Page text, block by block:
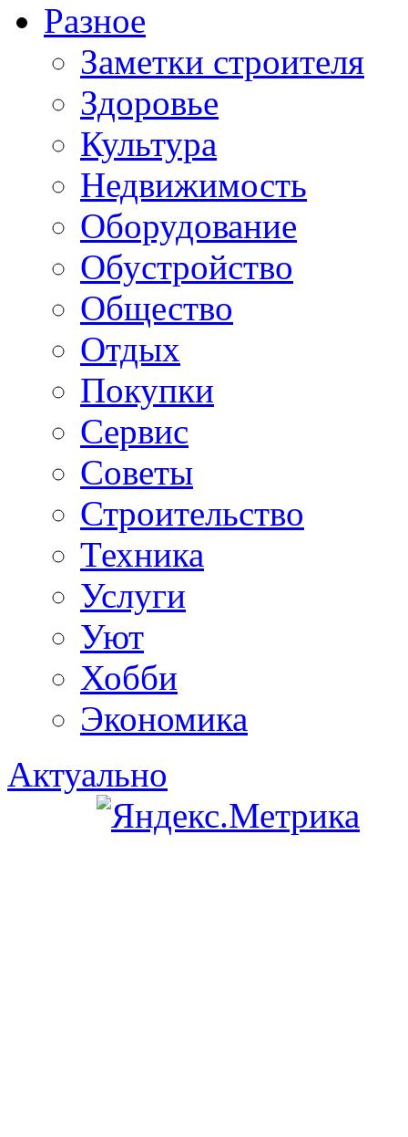
Разное
Заметки строителя
Здоровье
Культура
Недвижимость
Оборудование
Обустройство
Общество
Отдых
Покупки
Сервис
Советы
Строительство
Техника
Услуги
Уют
Хобби
Экономика
Актуально